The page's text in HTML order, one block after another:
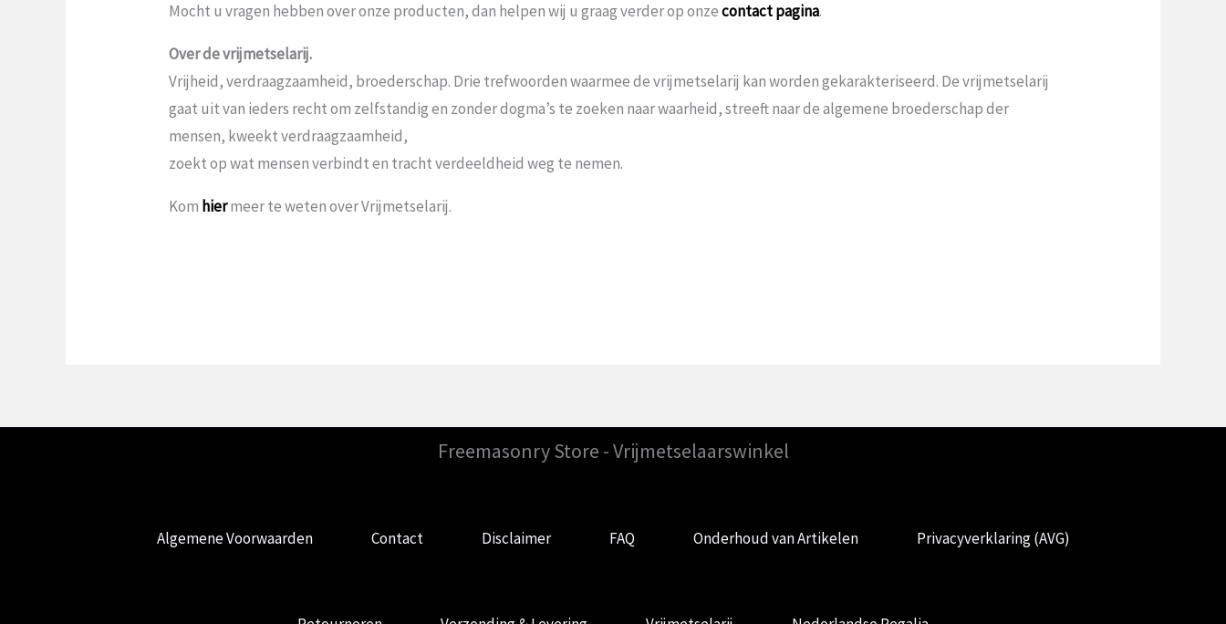
Mocht u vragen hebben over onze producten, dan helpen wij u graag verder op onzecontact pagina.
Over de vrijmetselarij.
Vrijheid, verdraagzaamheid, broederschap. Drie trefwoorden waarmee de vrijmetselarij kan worden gekarakteriseerd. De vrijmetselarij
gaat uit van ieders recht om zelfstandig en zonder dogma’s te zoeken naar waarheid, streeft naar de algemene broederschap der
mensen, kweekt verdraagzaamheid,
zoekt op wat mensen verbindt en tracht verdeeldheid weg te nemen.
Kom hiermeer te weten over Vrijmetselarij.
Freemasonry Store - Vrijmetselaarswinkel
Algemene Voorwaarden Contact Disclaimer FAQ Onderhoud van Artikelen Privacyverklaring (AVG)